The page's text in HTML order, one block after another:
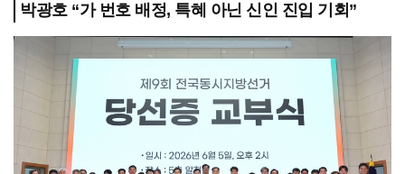
박광호 “가 번호 배정, 특혜 아닌 신인 진입 기회”